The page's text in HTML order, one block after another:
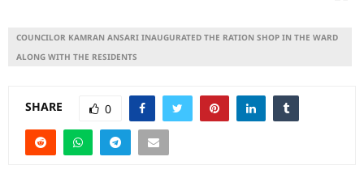
COUNCILOR KAMRAN ANSARI INAUGURATED THE RATION SHOP IN THE WARD
ALONG WITH THE RESIDENTS
SHARE 0